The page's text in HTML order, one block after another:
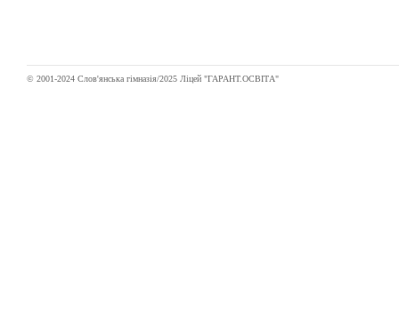
© 2001-2024 Слов'янська гімназія/2025 Ліцей "ГАРАНТ.ОСВІТА"